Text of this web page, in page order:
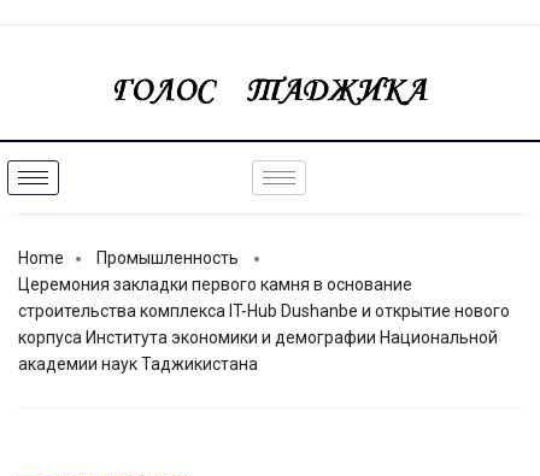
Home
Промышленность
Церемония закладки первого камня в основание
строительства комплекса IT-Hub Dushanbe и открытие нового
корпуса Института экономики и демографии Национальной
академии наук Таджикистана